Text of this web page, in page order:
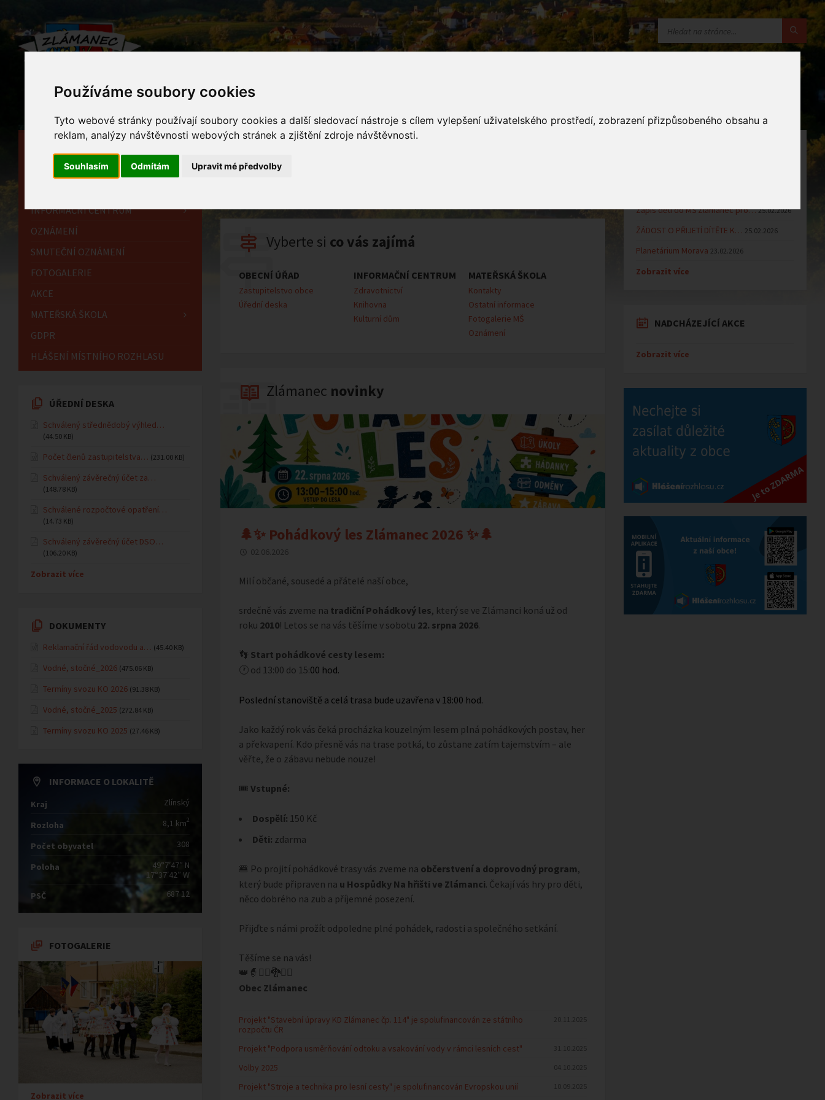
Používáme soubory cookies
Tyto webové stránky používají soubory cookies a další sledovací nástroje s cílem vylepšení uživatelského prostředí, zobrazení přizpůsobeného obsahu a
reklam, analýzy návštěvnosti webových stránek a zjištění zdroje návštěvnosti.
Souhlasím Odmítám Upravit mé předvolby
nejkrásnějším místě na světě!
Vyberte si co vás zajímá
OBECNÍ ÚŘAD
Zastupitelstvo obce
Úřední deska
INFORMAČNÍ CENTRUM
Zdravotnictví
Knihovna
Kulturní dům
MATEŘSKÁ ŠKOLA
Kontakty
Ostatní informace
Fotogalerie MŠ
Oznámení
Zlámanec novinky
🌲✨ Pohádkový les Zlámanec 2026 ✨🌲
02.06.2026
Milí občané, sousedé a přátelé naší obce,
srdečně vás zveme na tradiční Pohádkový les, který se ve Zlámanci koná už od
roku 2010! Letos se na vás těšíme v sobotu 22. srpna 2026.
👣 Start pohádkové cesty lesem:
🕐od 13:00 do 15:00 hod.
Poslední stanoviště a celá trasa bude uzavřena v 18:00 hod.
Jako každý rok vás čeká procházka kouzelným lesem plná pohádkových postav, her
a překvapení. Kdo přesně vás na trase potká, to zůstane zatím tajemstvím – ale
věřte, že o zábavu nebude nouze!
🎟 Vstupné:
Dospělí: 150 Kč
Děti: zdarma
🍔 Po projití pohádkové trasy vás zveme na občerstvení a doprovodný program,
který bude připraven na u Hospůdky Na hřišti ve Zlámanci. Čekají vás hry pro děti,
něco dobrého na zub a příjemné posezení.
Přijďte s námi prožít odpoledne plné pohádek, radosti a společného setkání.
Těšíme se na vás!
👑🧙🧚‍♀️🐉🦸‍♂️
Obec Zlámanec
Projekt "Stavební úpravy KD Zlámanec čp. 114" je spolufinancován ze státního
rozpočtu ČR
20.11.2025
Projekt "Podpora usměrňování odtoku a vsakování vody v rámci lesních cest" 31.10.2025
Volby 2025 04.10.2025
Projekt "Stroje a technika pro lesní cesty" je spolufinancován Evropskou unií 10.09.2025
OBECNÍ ÚŘAD
INFORMAČNÍ CENTRUM
OZNÁMENÍ
SMUTEČNÍ OZNÁMENÍ
FOTOGALERIE
AKCE
MATEŘSKÁ ŠKOLA
GDPR
HLÁŠENÍ MÍSTNÍHO ROZHLASU
ÚŘEDNÍ DESKA
Schválený střednědobý výhled…
(44.50 KB)
Počet členů zastupitelstva… (231.00 KB)
Schválený závěrečný účet za…
(148.78 KB)
Schválené rozpočtové opatření…
(14.73 KB)
Schválený závěrečný účet DSO…
(106.20 KB)
Zobrazit více
DOKUMENTY
Reklamační řád vodovodu a… (45.40 KB)
Vodné, stočné_2026 (475.06 KB)
Termíny svozu KO 2026 (91.38 KB)
Vodné, stočné_2025 (272.84 KB)
Termíny svozu KO 2025 (27.46 KB)
INFORMACE O LOKALITĚ
Kraj Zlínský
Rozloha 8,1 km2
Počet obyvatel 308
Poloha
49°7′47″ N
17°37′42″ W
PSČ
687 12
FOTOGALERIE
Zobrazit více
Zápis dětí do MŠ Zlámanec pro… 25.02.2026
ŽÁDOST O PŘIJETÍ DÍTĚTE K… 25.02.2026
Planetárium Morava 23.02.2026
Zobrazit více
NADCHÁZEJÍCÍ AKCE
Zobrazit více